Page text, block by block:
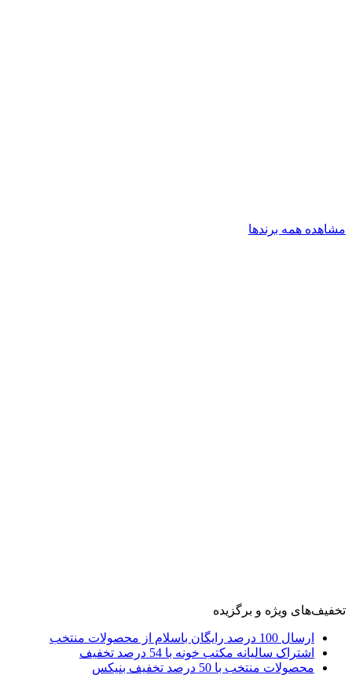
مشاهده همه برندها
تخفیف‌های ویژه و برگزیده
ارسال 100 درصد رایگان باسلام از محصولات منتخب
اشتراک سالیانه مکتب خونه با 54 درصد تخفیف
محصولات منتخب با 50 درصد تخفیف بنیکس